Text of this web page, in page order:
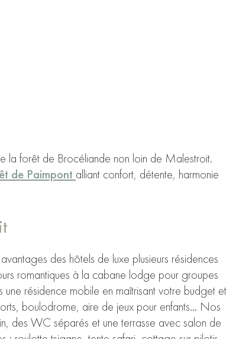
la forêt de Brocéliande non loin de Malestroit.
de Paimpont alliant confort, détente, harmonie
des hôtels de luxe plusieurs résidences
romantiques à la cabane lodge pour groupes
une résidence mobile en maîtrisant votre budget et
boulodrome, aire de jeux pour enfants… Nos
des WC séparés et une terrasse avec salon de